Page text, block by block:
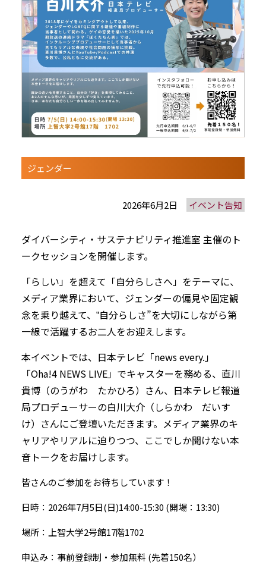
ジェンダー
2026年6月2日 イベント告知
ダイバーシティ・サステナビリティ推進室 主催のト
ークセッションを開催します。
「らしい」を超えて「自分らしさへ」をテーマに、
メディア業界において、ジェンダーの偏見や固定観
念を乗り越えて、‟自分らしさ”を大切にしながら第
一線で活躍するお二人をお迎えします。
本イベントでは、日本テレビ「news every.」
「Oha!4 NEWS LIVE」でキャスターを務める、直川
貴博（のうがわ たかひろ）さん、日本テレビ報道
局プロデューサーの白川大介（しらかわ だいす
け）さんにご登壇いただきます。メディア業界のキ
ャリアやリアルに迫りつつ、ここでしか聞けない本
音トークをお届けします。
皆さんのご参加をお待ちしています！
日時：2026年7月5日(日)14:00-15:30 (開場：13:30)
場所：上智大学2号館17階1702
申込み：事前登録制・参加無料 (先着150名）